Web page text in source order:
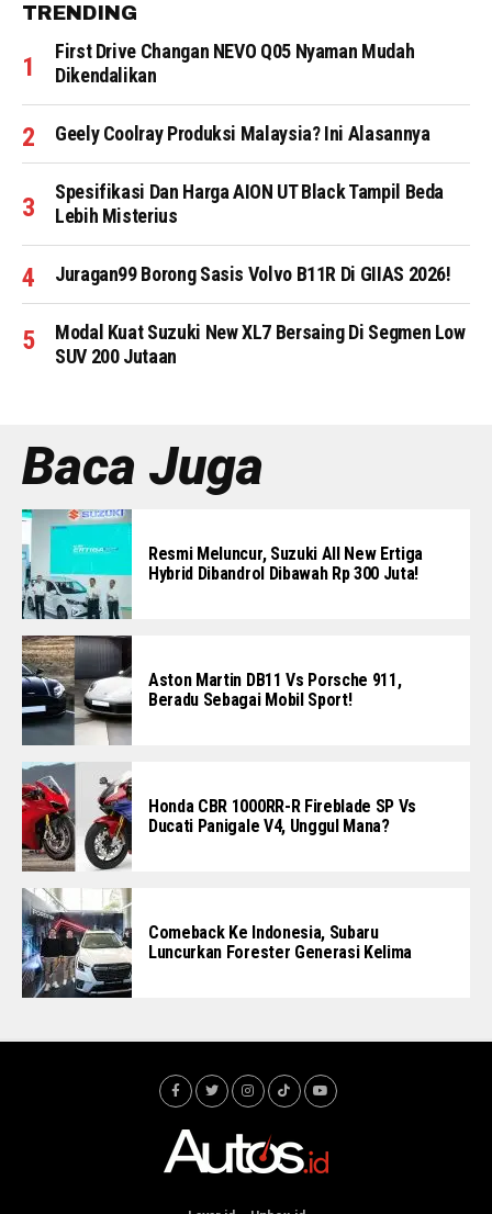
TRENDING
First Drive Changan NEVO Q05 Nyaman Mudah
Dikendalikan
Geely Coolray Produksi Malaysia? Ini Alasannya
Spesifikasi Dan Harga AION UT Black Tampil Beda
Lebih Misterius
Juragan99 Borong Sasis Volvo B11R Di GIIAS 2026!
Modal Kuat Suzuki New XL7 Bersaing Di Segmen Low
SUV 200 Jutaan
Baca Juga
Resmi Meluncur, Suzuki All New Ertiga
Hybrid Dibandrol Dibawah Rp 300 Juta!
Aston Martin DB11 Vs Porsche 911,
Beradu Sebagai Mobil Sport!
Honda CBR 1000RR-R Fireblade SP Vs
Ducati Panigale V4, Unggul Mana?
Comeback Ke Indonesia, Subaru
Luncurkan Forester Generasi Kelima